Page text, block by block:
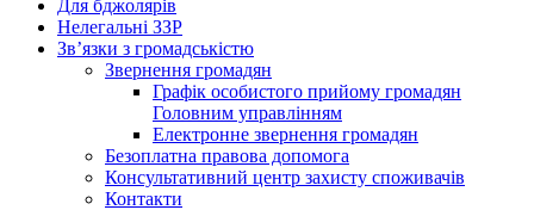
Для бджолярів
Нелегальні ЗЗР
Зв’язки з громадськістю
Звернення громадян
Графік особистого прийому громадян
Головним управлінням
Електронне звернення громадян
Безоплатна правова допомога
Консультативний центр захисту споживачів
Контакти